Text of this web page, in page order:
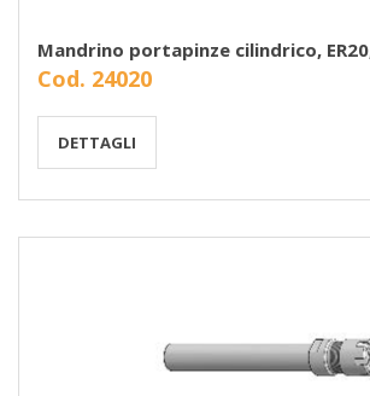
Mandrino portapinze cilindrico,
Cod. 24020
DETTAGLI